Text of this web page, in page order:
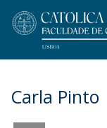
Carla Pinto